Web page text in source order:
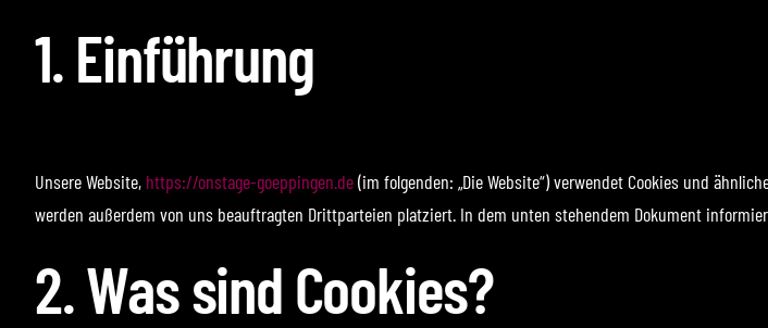
1. Einführung
Unsere Website, https://onstage-goeppingen.de(im folgenden: „Die Website“) verwendet Cookies und
werden außerdem von uns beauftragten Drittparteien platziert. In dem unten stehendem Dokument
2. Was sind Cookies?